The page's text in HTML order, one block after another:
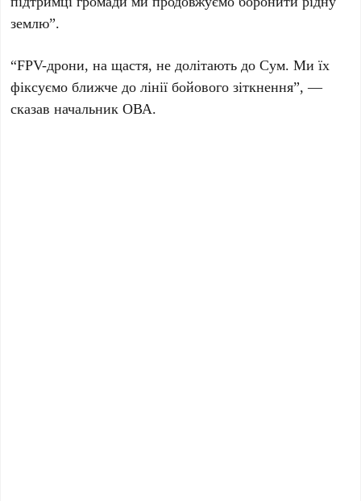
землю”.
“FPV-дрони, на щастя, не долітають до Сум. Ми їх
фіксуємо ближче до лінії бойового зіткнення”, —
сказав начальник ОВА.